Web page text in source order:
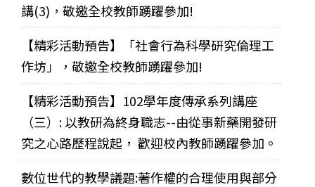
講(3)，敬邀全校教師踴躍參加!
【精彩活動預告】「社會行為科學研究倫理工
作坊」，敬邀全校教師踴躍參加!
【精彩活動預告】102學年度傳承系列講座
（三）: 以教研為終身職志--由從事新藥開發研
究之心路歷程說起， 歡迎校內教師踴躍參加。
數位世代的教學議題:著作權的合理使用與部分